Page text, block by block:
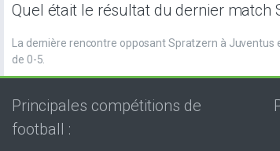
Quel était le résultat du dernier match
La dernière rencontre opposant Spratzern à Juventus
de 0-5.
Principales compétitions de
football :